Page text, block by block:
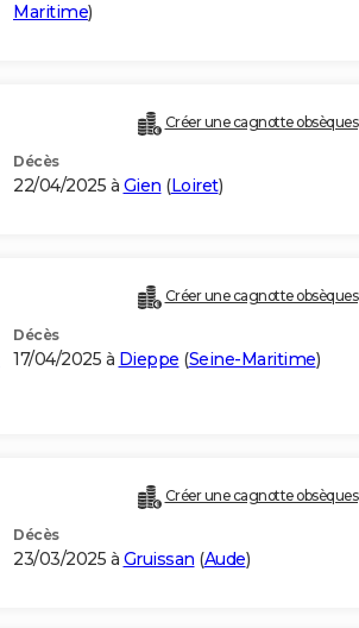
Maritime)
Créer une cagnotte obsèques
Décès
22/04/2025 à Gien (Loiret)
Créer une cagnotte obsèques
Décès
17/04/2025 à Dieppe (Seine-Maritime)
Créer une cagnotte obsèques
Décès
23/03/2025 à Gruissan (Aude)